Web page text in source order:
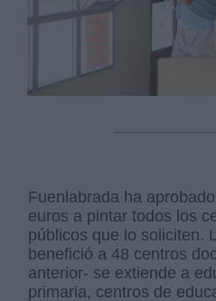
Fuenlabrada ha
euros a pintar todos los
públicos que lo soliciten.
benefició a 48 centros
anterior- se extiende a
primaria, centros de